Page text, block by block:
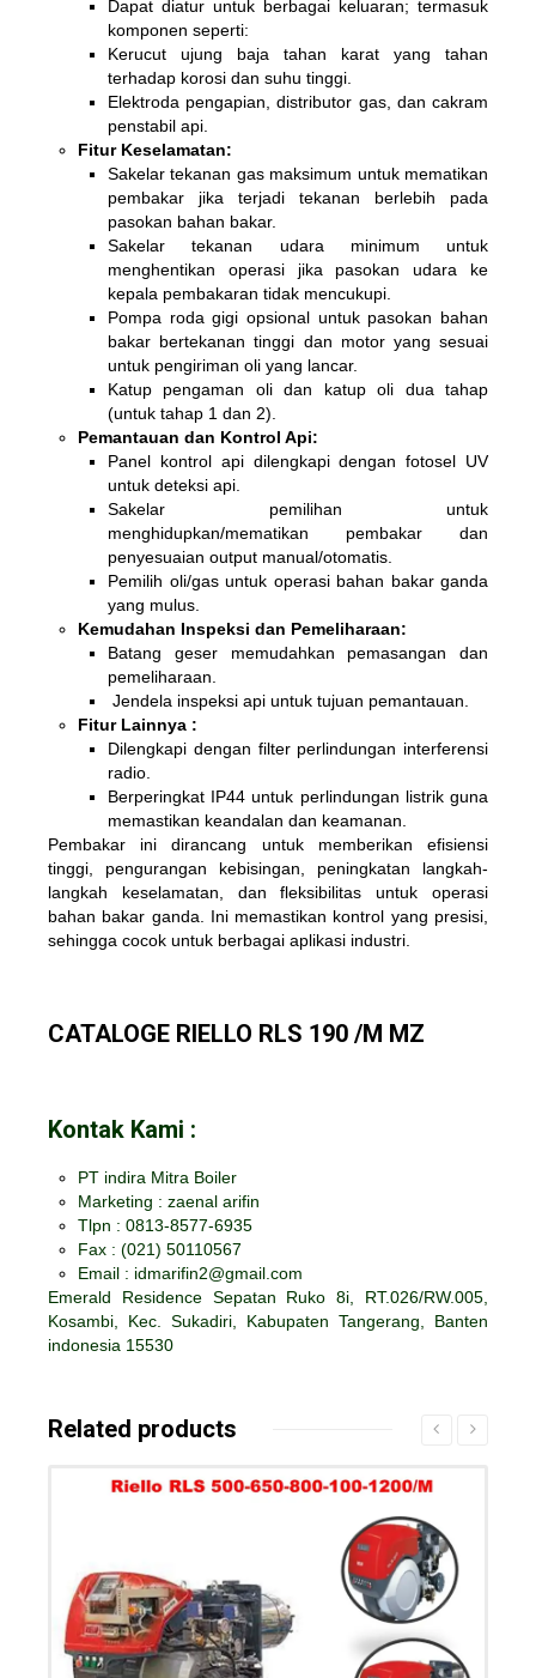
Dapat diatur untuk berbagai keluaran; termasuk
komponen seperti:
Kerucut ujung baja tahan karat yang tahan
terhadap korosi dan suhu tinggi.
Elektroda pengapian, distributor gas, dan cakram
penstabil api.
Fitur Keselamatan:
Sakelar tekanan gas maksimum untuk mematikan
pembakar jika terjadi tekanan berlebih pada
pasokan bahan bakar.
Sakelar tekanan udara minimum untuk
menghentikan operasi jika pasokan udara ke
kepala pembakaran tidak mencukupi.
Pompa roda gigi opsional untuk pasokan bahan
bakar bertekanan tinggi dan motor yang sesuai
untuk pengiriman oli yang lancar.
Katup pengaman oli dan katup oli dua tahap
(untuk tahap 1 dan 2).
Pemantauan dan Kontrol Api:
Panel kontrol api dilengkapi dengan fotosel UV
untuk deteksi api.
Sakelar pemilihan untuk
menghidupkan/mematikan pembakar dan
penyesuaian output manual/otomatis.
Pemilih oli/gas untuk operasi bahan bakar ganda
yang mulus.
Kemudahan Inspeksi dan Pemeliharaan:
Batang geser memudahkan pemasangan dan
pemeliharaan.
Jendela inspeksi api untuk tujuan pemantauan.
Fitur Lainnya :
Dilengkapi dengan filter perlindungan interferensi
radio.
Berperingkat IP44 untuk perlindungan listrik guna
memastikan keandalan dan keamanan.
Pembakar ini dirancang untuk memberikan efisiensi
tinggi, pengurangan kebisingan, peningkatan langkah-
langkah keselamatan, dan fleksibilitas untuk operasi
bahan bakar ganda. Ini memastikan kontrol yang presisi,
sehingga cocok untuk berbagai aplikasi industri.
CATALOGE RIELLO RLS 190 /M MZ
Kontak Kami :
PT indira Mitra Boiler
Marketing : zaenal arifin
Tlpn : 0813-8577-6935
Fax : (021) 50110567
Email : idmarifin2@gmail.com
Emerald Residence Sepatan Ruko 8i, RT.026/RW.005,
Kosambi, Kec. Sukadiri, Kabupaten Tangerang, Banten
indonesia 15530
Related products
Details